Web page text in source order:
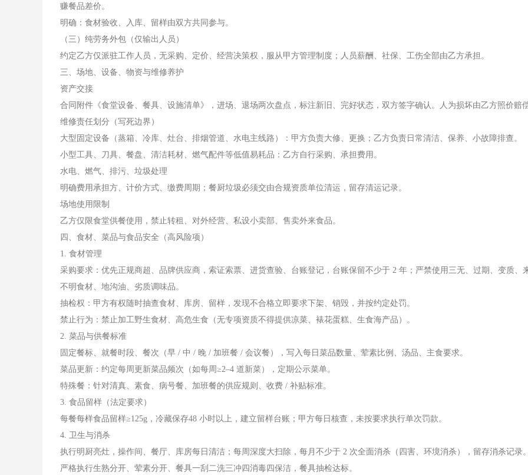
赚餐品差价。
明确：食材验收、入库、留样由双方共同参与。
（三）纯劳务外包（仅输出人员）
约定乙方仅派驻工作人员，无采购、定价、经营决策权，服从甲方管理制度；人员薪酬、社保、工伤全部由乙方承担。
三、场地、设备、物资与维修养护
资产交接
合同附件《食堂设备、餐具、设施清单》，进场、退场两次盘点，标注新旧、完好状态，双方签字确认。人为损坏由乙方照价赔
维修责任划分（写死边界）
大型固定设备（蒸箱、冷库、灶台、排烟管道、水电主线路）：甲方负责大修、更换；乙方负责日常清洁、保养、小故障排查。
小型工具、刀具、餐盘、清洁耗材、燃气配件等低值易耗品：乙方自行采购、承担费用。
水电、燃气、排污、垃圾处理
明确费用承担方、计价方式、缴费周期；餐厨垃圾必须交由合规资质单位清运，留存清运记录。
场地使用限制
乙方仅限食堂供餐使用，禁止转租、对外经营、私设小卖部、售卖外来食品。
四、食材、菜品与食品安全（高风险项）
1. 食材管理
采购要求：优先正规商超、品牌供应商，索证索票、进货查验、台账登记，台账保留不少于 2 年；严禁使用三无、过期、变质、
不明食材、地沟油、劣质调味品。
抽检权：甲方有权随时抽查食材、库房、留样，发现不合格立即要求下架、销毁，并按约定处罚。
禁止行为：禁止加工野生食材、高危生食（无专项资质不得提供凉菜、裱花蛋糕、生食海产品）。
2. 菜品与供餐标准
固定餐标、就餐时段、餐次（早 / 中 / 晚 / 加班餐 / 会议餐），写入每日菜品数量、荤素比例、汤品、主食要求。
菜品更新：约定每周更新菜品频次（如每周≥2–4 道新菜），定期公示菜单。
特殊餐：针对清真、素食、病号餐、加班餐的供应规则、收费 / 补贴标准。
3. 食品留样（法定要求）
每餐每样食品留样≥125g，冷藏保存48 小时以上，建立留样台账；甲方每日核查，未按要求执行单次罚款。
4. 卫生与消杀
执行明厨亮灶，操作间、餐厅、库房每日清洁；每周深度大扫除，每月不少于 2 次全面消杀（四害、环境消杀），留存消杀记录
严格执行生熟分开、荤素分开、餐具一刮二洗三冲四消毒四保洁，餐具抽检达标。